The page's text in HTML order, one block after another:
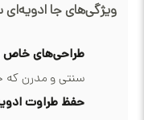
ویژگی‌های جا
طراحی‌های
سنتی و مدرن که
حفظ طراوت